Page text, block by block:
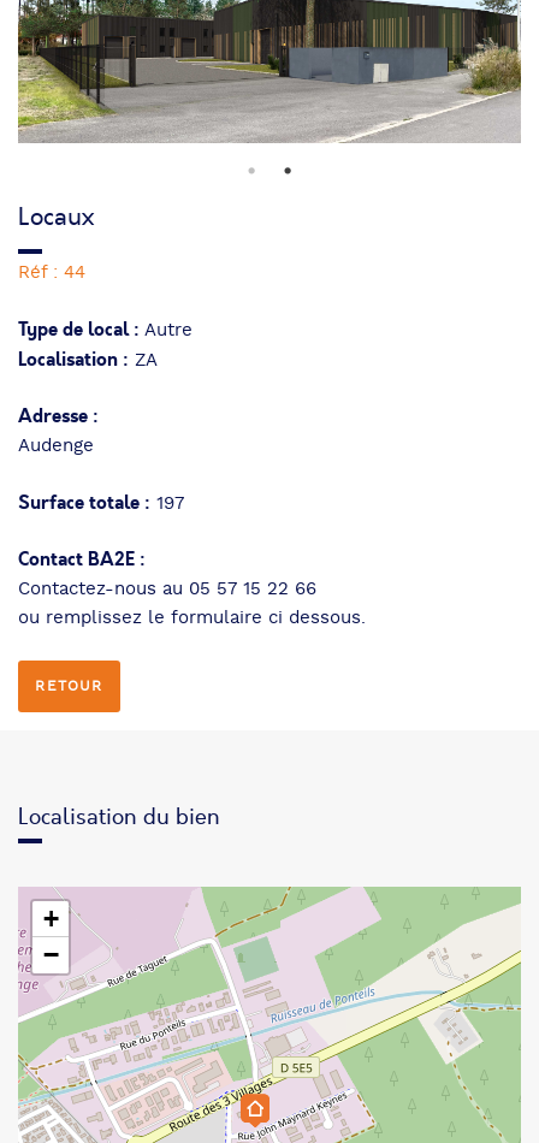
Locaux
Réf : 44
Type de local : Autre
Localisation : ZA
Adresse :
Audenge
Surface totale : 197
Contact BA2E :
Contactez-nous au 05 57 15 22 66
ou remplissez le formulaire ci dessous.
RETOUR
Localisation du bien
+
−